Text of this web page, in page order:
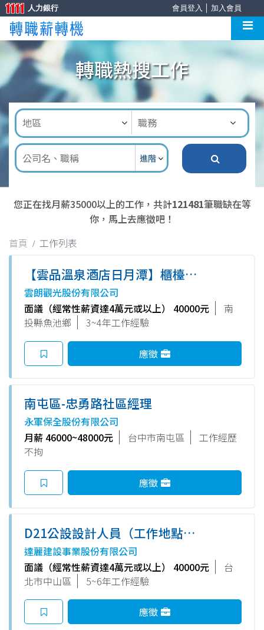
會員登入 加入會員
人力銀行
轉職熱搜工作
進階
您正在找月薪35000以上的工作，共計121481筆職缺在等
你，馬上去應徵吧！
首頁
工作列表
【雲品溫泉酒店日月潭】櫃檯接
待副理/經理
雲朗觀光股份有限公司
面議（經常性薪資達4萬元或以上） 40000元
南
投縣魚池鄉
3~4年工作經驗
應徵
南屯區-忠勇路社區經理
永軍保全股份有限公司
月薪 46000~48000元
台中市南屯區
工作經歷
不拘
應徵
D21公設設計人員（工作地點：
台北、台中、台南、高雄）
達麗建設事業股份有限公司
面議（經常性薪資達4萬元或以上） 40000元
台
北市中山區
5~6年工作經驗
應徵